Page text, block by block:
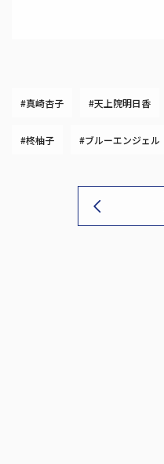
#真崎杏子 #天上院明日香
#柊柚子 #ブルーエンジェル